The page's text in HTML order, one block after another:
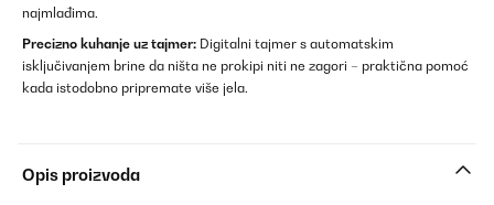
najmlađima.
Precizno kuhanje uz tajmer: Digitalni tajmer s automatskim
isključivanjem brine da ništa ne prokipi niti ne zagori – praktična pomoć
kada istodobno pripremate više jela.
Opis proizvoda